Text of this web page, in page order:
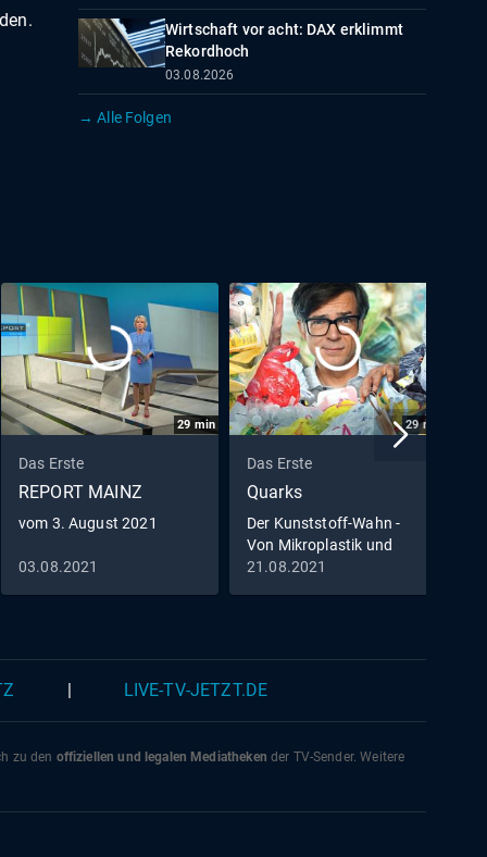
Wirtschaft vor acht: DAX erklimmt
Rekordhoch
03.08.2026
→ Alle Folgen
29 min
Das Erste
REPORT MAINZ
vom 3. August 2021
03.08.2021
29min
Das Erste
Quarks
Der Kunststoff-Wahn -
Von Mikroplastik und
Recycling
21.08.2021
LIVE-TV-JETZT.DE
zu den offiziellen und legalen Mediatheken der TV-Sender. Weitere